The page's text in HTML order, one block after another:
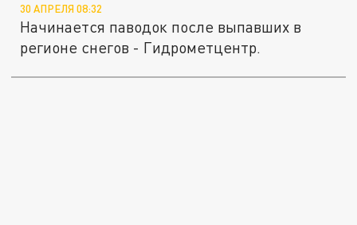
30 АПРЕЛЯ 08:32
Начинается паводок после выпавших в
регионе снегов - Гидрометцентр.